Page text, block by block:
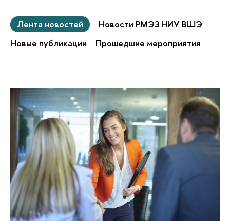
Лента новостей
Новости РМЭЗ НИУ ВШЭ
Новые публикации
Прошедшие мероприятия